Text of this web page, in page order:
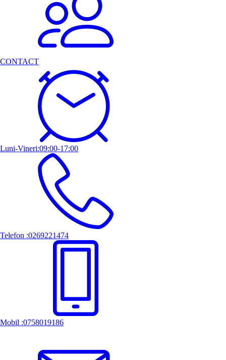
CONTACT
Luni-Vineri:09:00-17:00
Telefon :0269221474
Mobil :0758019186